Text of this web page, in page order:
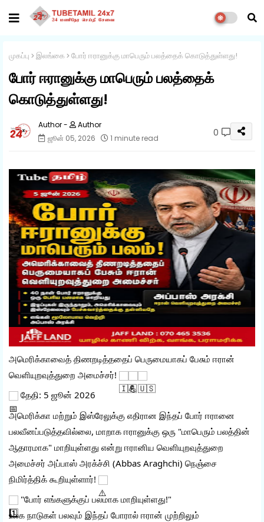
முகப்பு இலங்கை போர் ஈரானுக்கு மாபெரும் பலத்தைக் கொடுத்துள்ளது!
போர் ஈரானுக்கு மாபெரும் பலத்தைக்
கொடுத்துள்ளது!
Author
ஜூன் 05, 2026
1 minute read 0
அமெரிக்காவைத் திணறடித்ததைப் பெருமையாகப் பேசும் ஈரான்
வெளியுறவுத்துறை அமைச்சர்!
தேதி: 5 ஜூன் 2026
அமெரிக்கா மற்றும் இஸ்ரேலுக்கு எதிரான இந்தப் போர் ஈரானை
பலவீனப்படுத்தவில்லை, மாறாக ஈரானுக்கு ஒரு "மாபெரும் பலத்தின்
ஆதாரமாக" மாறியுள்ளது என்று ஈரானிய வெளியுறவுத்துறை
அமைச்சர் அப்பாஸ் அரக்ச்சி (Abbas Araghchi) நெஞ்சை
நிமிர்த்திக் கூறியுள்ளார்!
"போர் எங்களுக்குப் பலமாக மாறியுள்ளது!"
உலக நாடுகள் பலவும் இந்தப் போரால் ஈரான் முற்றிலும்